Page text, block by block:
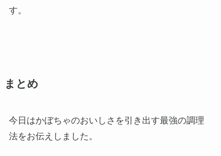
す。
まとめ
今日はかぼちゃのおいしさを引き出す最強の調理
法をお伝えしました。